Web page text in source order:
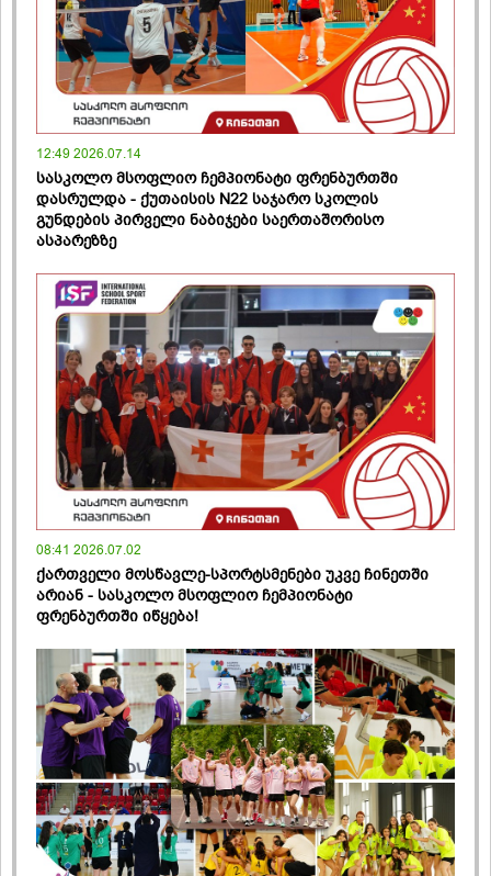
12:49 2026.07.14
სასკოლო მსოფლიო ჩემპიონატი ფრენბურთში
დასრულდა - ქუთაისის N22 საჯარო სკოლის
გუნდების პირველი ნაბიჯები საერთაშორისო
ასპარეზზე
08:41 2026.07.02
ქართველი მოსწავლე-სპორტსმენები უკვე ჩინეთში
არიან - სასკოლო მსოფლიო ჩემპიონატი
ფრენბურთში იწყება!